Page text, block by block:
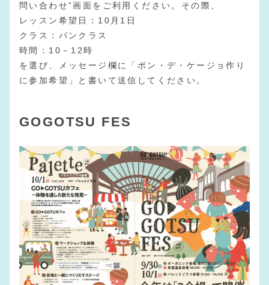
問い合わせ”画面をご利用ください。その際、
レッスン希望日：10月1日
クラス：パンクラス
時間：10－12時
を選び、メッセージ欄に「ポン・デ・ケージョ作り
に参加希望」と書いて送信してください。
GOGOTSU FES